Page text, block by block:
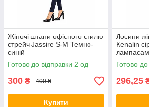
Жіночі штани офісного стилю
стрейч Jassire S-M Темно-
синій
Готово до відправки 2 од.
300 ₴ 400 ₴
Купити
Лосини
Kenalin
Готово до
296,25